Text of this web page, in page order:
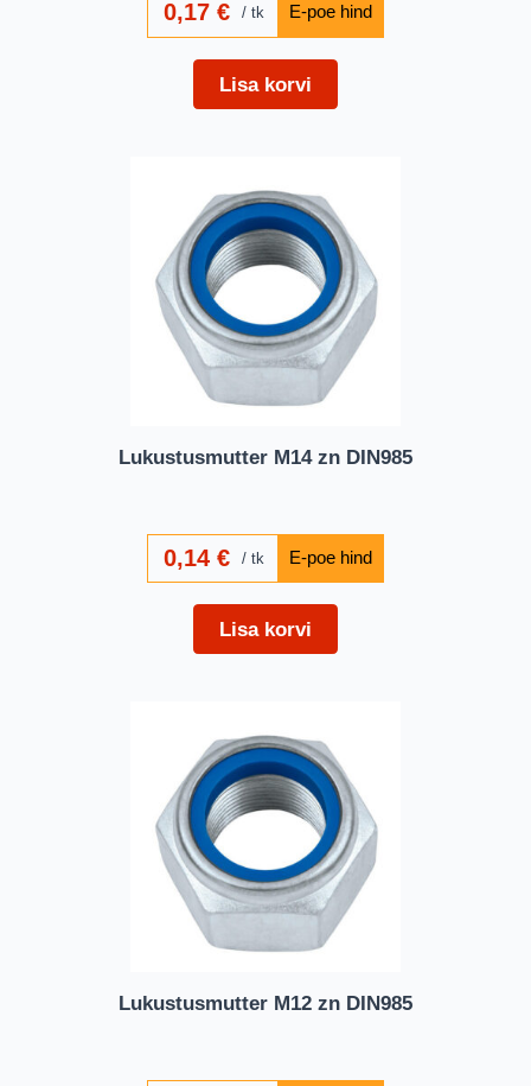
0,17€ tk
Lisa korvi
Lukustusmutter M14 zn DIN985
0,14€ tk
Lisa korvi
Lukustusmutter M12 zn DIN985